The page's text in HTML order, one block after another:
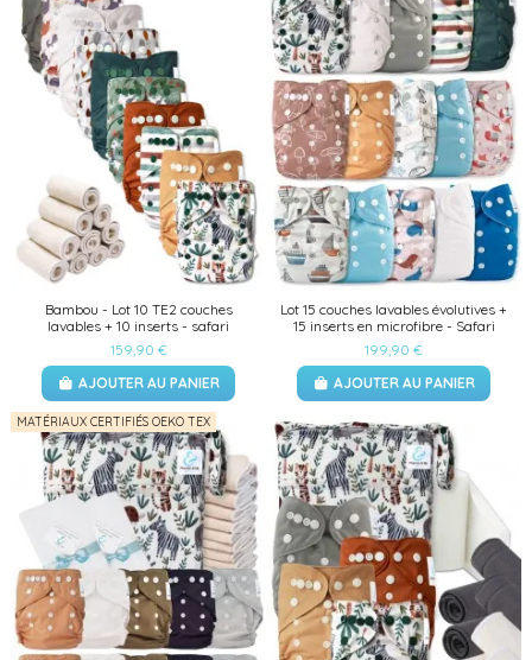
Bambou - Lot 10 TE2 couches
lavables + 10 inserts - safari
159,90 €
AJOUTER AU PANIER
Lot 15 couches lavables évolutives +
15 inserts en microfibre - Safari
199,90 €
AJOUTER AU PANIER
MATÉRIAUX CERTIFIÉS OEKO TEX